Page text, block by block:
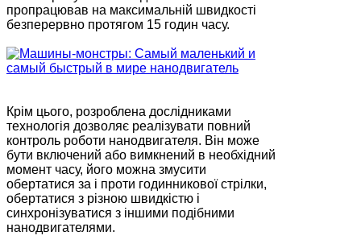
пропрацював на максимальній швидкості
безперервно протягом 15 годин часу.
Крім цього, розроблена дослідниками
технологія дозволяє реалізувати повний
контроль роботи нанодвигателя. Він може
бути включений або вимкнений в необхідний
момент часу, його можна змусити
обертатися за і проти годинникової стрілки,
обертатися з різною швидкістю і
синхронізуватися з іншими подібними
нанодвигателями.